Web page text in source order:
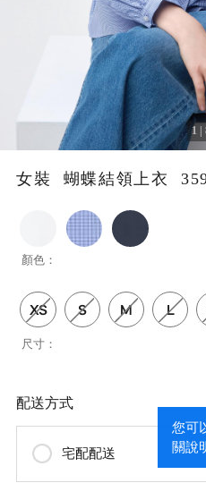
1 |
女裝 蝴蝶結領上衣
顏色：
XS S M L
尺寸：
您可
關說
配送方式
宅配配送